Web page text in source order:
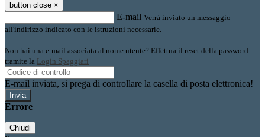
button close ×
E-mail Verrà inviato un messaggio
all'indirizzo indicato con le istruzioni necessarie.
Non hai una e-mail associata al nome utente? Effettua il reset della password
tramite la Login Spaggiari
E-mail inviata, si prega di controllare la casella di posta elettronica!
Errore
Chiudi